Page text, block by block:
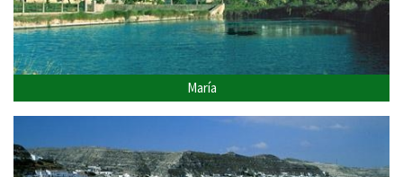
María